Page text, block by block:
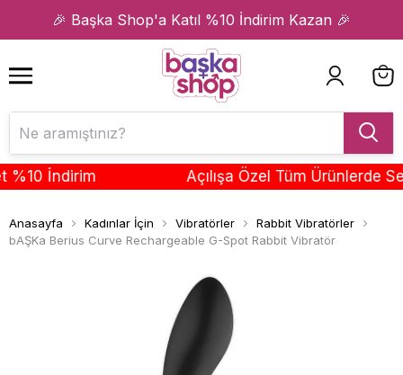
🎉 Başka Shop'a Katıl %10 İndirim Kazan 🎉
1 2
İndirim Açılışa Özel Tüm Ürünlerde
Anasayfa Kadınlar İçin Vibratörler
Rabbit Vibratörler
bAŞKa Berius Curve Rechargeable G-Spot Rabbit Vibratör